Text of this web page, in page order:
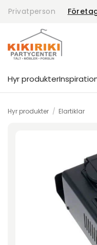
Privatperson
Hyr produkter
Hyr produkter / Elartiklar